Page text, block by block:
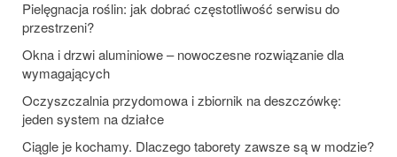
Pielęgnacja roślin: jak dobrać częstotliwość serwisu do
przestrzeni?
Okna i drzwi aluminiowe – nowoczesne rozwiązanie dla
wymagających
Oczyszczalnia przydomowa i zbiornik na deszczówkę:
jeden system na działce
Ciągle je kochamy. Dlaczego taborety zawsze są w modzie?